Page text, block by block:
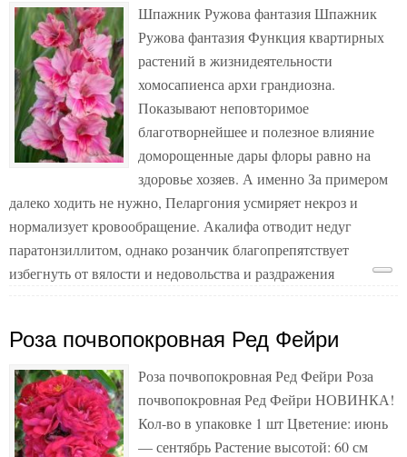
Шпажник Ружова фантазия Шпажник
Ружова фантазия Функция квартирных
растений в жизнидеятельности
хомосапиенса архи грандиозна.
Показывают неповторимое
благотворнейшее и полезное влияние
доморощенные дары флоры равно на
здоровье хозяев. А именно За примером
далеко ходить не нужно, Пеларгония усмиряет некроз и
нормализует кровообращение. Акалифа отводит недуг
паратонзиллитом, однако розанчик благопрепятствует
избегнуть от вялости и недовольства и раздражения
Роза почвопокровная Ред Фейри
Роза почвопокровная Ред Фейри Роза
почвопокровная Ред Фейри НОВИНКА!
Кол-во в упаковке 1 шт Цветение: июнь
— сентябрь Растение высотой: 60 см